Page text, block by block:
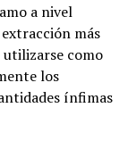
a nivel
más
utilizarse como
los
ínfimas